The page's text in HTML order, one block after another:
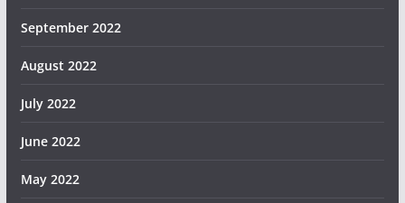
September 2022
August 2022
July 2022
June 2022
May 2022